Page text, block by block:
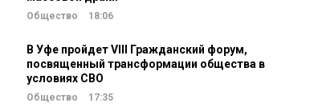
Общество 18:06
В Уфе пройдет VIII Гражданский форум,
посвященный трансформации общества в
условиях СВО
Общество 17:35